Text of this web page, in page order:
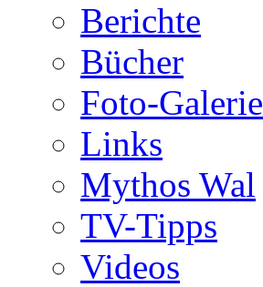
Berichte
Bücher
Foto-Galerie
Links
Mythos Wal
TV-Tipps
Videos